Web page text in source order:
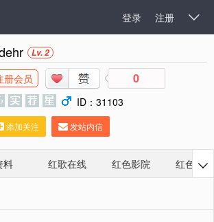

注册
登录
Lv. 2
册会员 0
ID：31103
添加关注 发站内信
料 红歌在线 红色影院 红色相册
